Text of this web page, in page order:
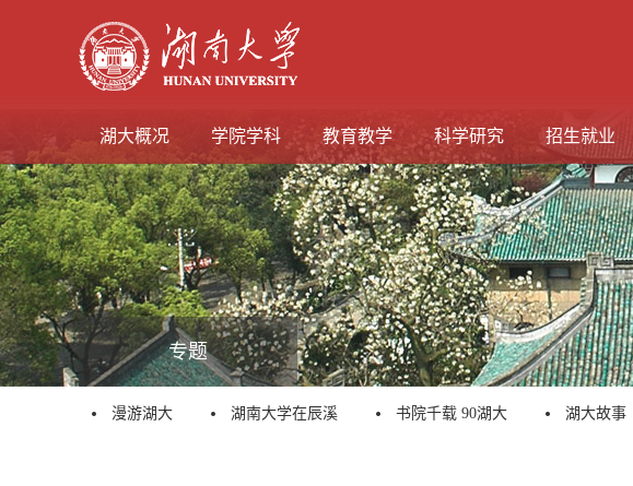
湖大概况 学院学科 教育教学 科学研究 招生就业
专题
漫游湖大 湖南大学在辰溪 书院千载 90湖大 湖大故事